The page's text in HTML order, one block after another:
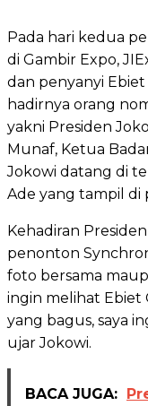
Pada hari kedua
di Gambir Expo,
dan penyanyi
hadirnya orang
yakni Presiden
Munaf, Ketua
Jokowi datang di
Ade yang tampil di
Kehadiran
penonton
foto bersama
ingin melihat Ebiet
yang bagus, saya
ujar Jokowi.
BACA JUGA: